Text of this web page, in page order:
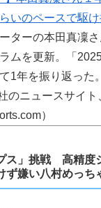
いのペースで駆け
ターの本田真凜
ムを更新。「
1年を振り返った
のニュースサイ
）
ス」挑戦 高精度
嫌い八村めっち